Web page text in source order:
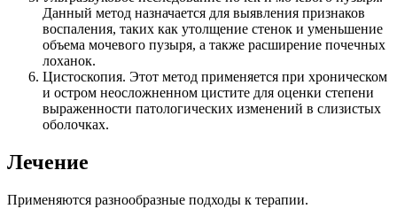
Данный метод назначается для выявления признаков
воспаления, таких как утолщение стенок и уменьшение
объема мочевого пузыря, а также расширение почечных
лоханок.
Цистоскопия. Этот метод применяется при хроническом
и остром неосложненном цистите для оценки степени
выраженности патологических изменений в слизистых
оболочках.
Лечение
Применяются разнообразные подходы к терапии.